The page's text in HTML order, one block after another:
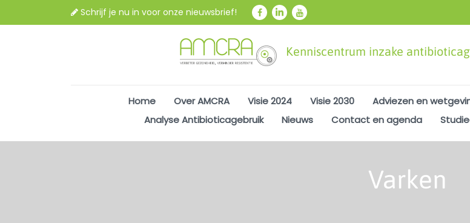
Schrijf je nu in voor onze nieuwsbrief!
Kenniscentrum inzake
Home Over AMCRA Visie 2024 Visie 2030 Adviezen en
Analyse Antibioticagebruik
Nieuws Contact en agenda
Varken